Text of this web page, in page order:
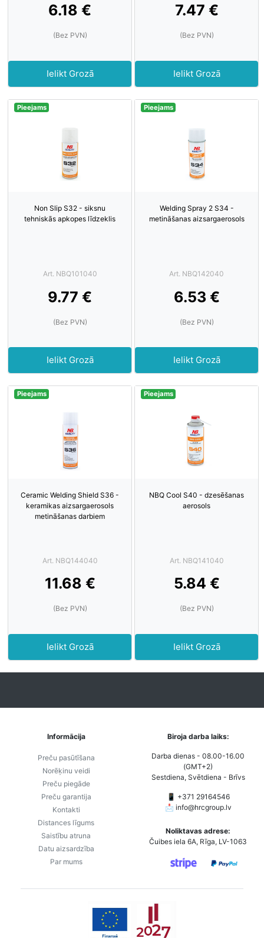
6.18 €
(Bez PVN)
Ielikt Grozā
7.47 €
(Bez PVN)
Ielikt Grozā
Pieejams
Non Slip S32 - siksnu
tehniskās apkopes līdzeklis
Art. NBQ101040
9.77 €
(Bez PVN)
Ielikt Grozā
Pieejams
Welding Spray 2 S34 -
metināšanas aizsargaerosols
Art. NBQ142040
6.53 €
(Bez PVN)
Ielikt Grozā
Pieejams
Ceramic Welding Shield S36 -
keramikas aizsargaerosols
metināšanas darbiem
Art. NBQ144040
11.68 €
(Bez PVN)
Ielikt Grozā
Pieejams
NBQ Cool S40 - dzesēšanas
aerosols
Art. NBQ141040
5.84 €
(Bez PVN)
Ielikt Grozā
Informācija
Preču pasūtīšana
Norēķinu veidi
Preču piegāde
Preču garantija
Kontakti
Distances līgums
Saistību atruna
Datu aizsardzība
Par mums
Biroja darba laiks:
Darba dienas - 08.00-16.00
(GMT+2)
Sestdiena, Svētdiena - Brīvs
📱 +371 29164546
📩 info@hrcgroup.lv
Noliktavas adrese:
Čuibes iela 6A, Rīga, LV-1063